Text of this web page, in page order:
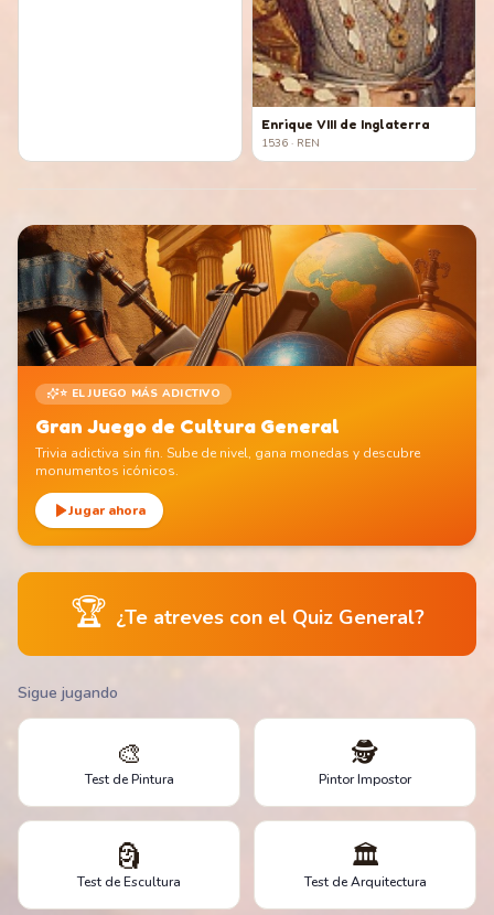
Enrique VIII de Inglaterra
1536 · REN
⭐ EL JUEGO MÁS ADICTIVO
Gran Juego de Cultura General
Trivia adictiva sin fin. Sube de nivel, gana monedas y descubre
monumentos icónicos.
Jugar ahora
🏆 ¿Te atreves con el Quiz General?
Sigue jugando
🎨
Test de Pintura
🕵️
Pintor Impostor
🗿
Test de Escultura
🏛️
Test de Arquitectura